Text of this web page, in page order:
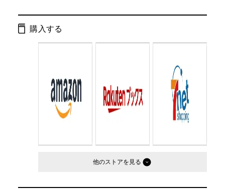
ページ数： 424ページ
Cコード：
判型： 文庫判
購入する
他のストア